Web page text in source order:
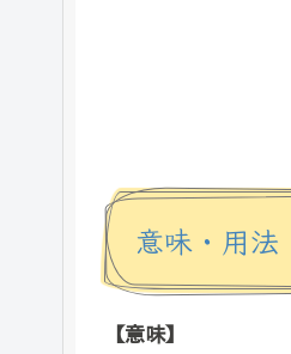
意味・用法
【意味】